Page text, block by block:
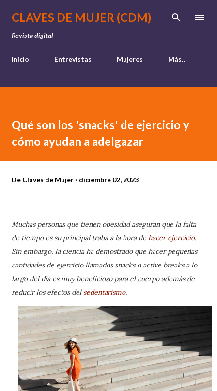
Ir al contenido principal
CLAVES DE MUJER (CDM)
Revista digital
Inicio Entrevistas Mujeres Más…
Qué son los 'snacks' de ejercicio y
cómo ayudan a adelgazar
De Claves de Mujer diciembre 02, 2023
Muchas personas que tienen obesidad aseguran que la falta
de tiempo es su principal traba a la hora de hacer ejercicio.
Sin embargo, la ciencia ha demostrado que hacer pequeñas
cantidades de ejercicio llamados snacks o active breaks a lo
largo del día es muy beneficioso para el cuerpo además de
reducir los efectos del sedentarismo.